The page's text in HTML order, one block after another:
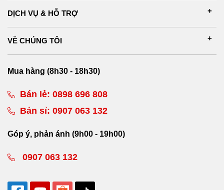
DỊCH VỤ & HỖ TRỢ
VỀ CHÚNG TÔI
Mua hàng (8h30 - 18h30)
Bán lẻ: 0898 696 808
Bán sỉ: 0907 063 132
Góp ý, phản ánh (9h00 - 19h00)
0907 063 132